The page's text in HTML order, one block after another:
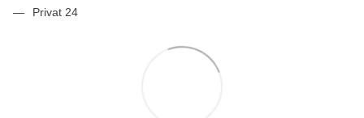
Privat 24